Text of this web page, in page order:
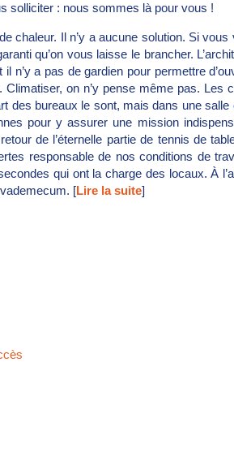
solliciter : nous sommes là pour vous !
chaleur. Il n’y a aucune solution. Si vous
qu’on vous laisse le brancher.
n’y a pas de gardien pour permettre
on n’y pense même pas. Les
des bureaux le sont, mais dans une salle
pour y assurer une mission
de l’éternelle partie de tennis de
responsable de nos conditions de
qui ont la charge des locaux. À
[Lire la suite]